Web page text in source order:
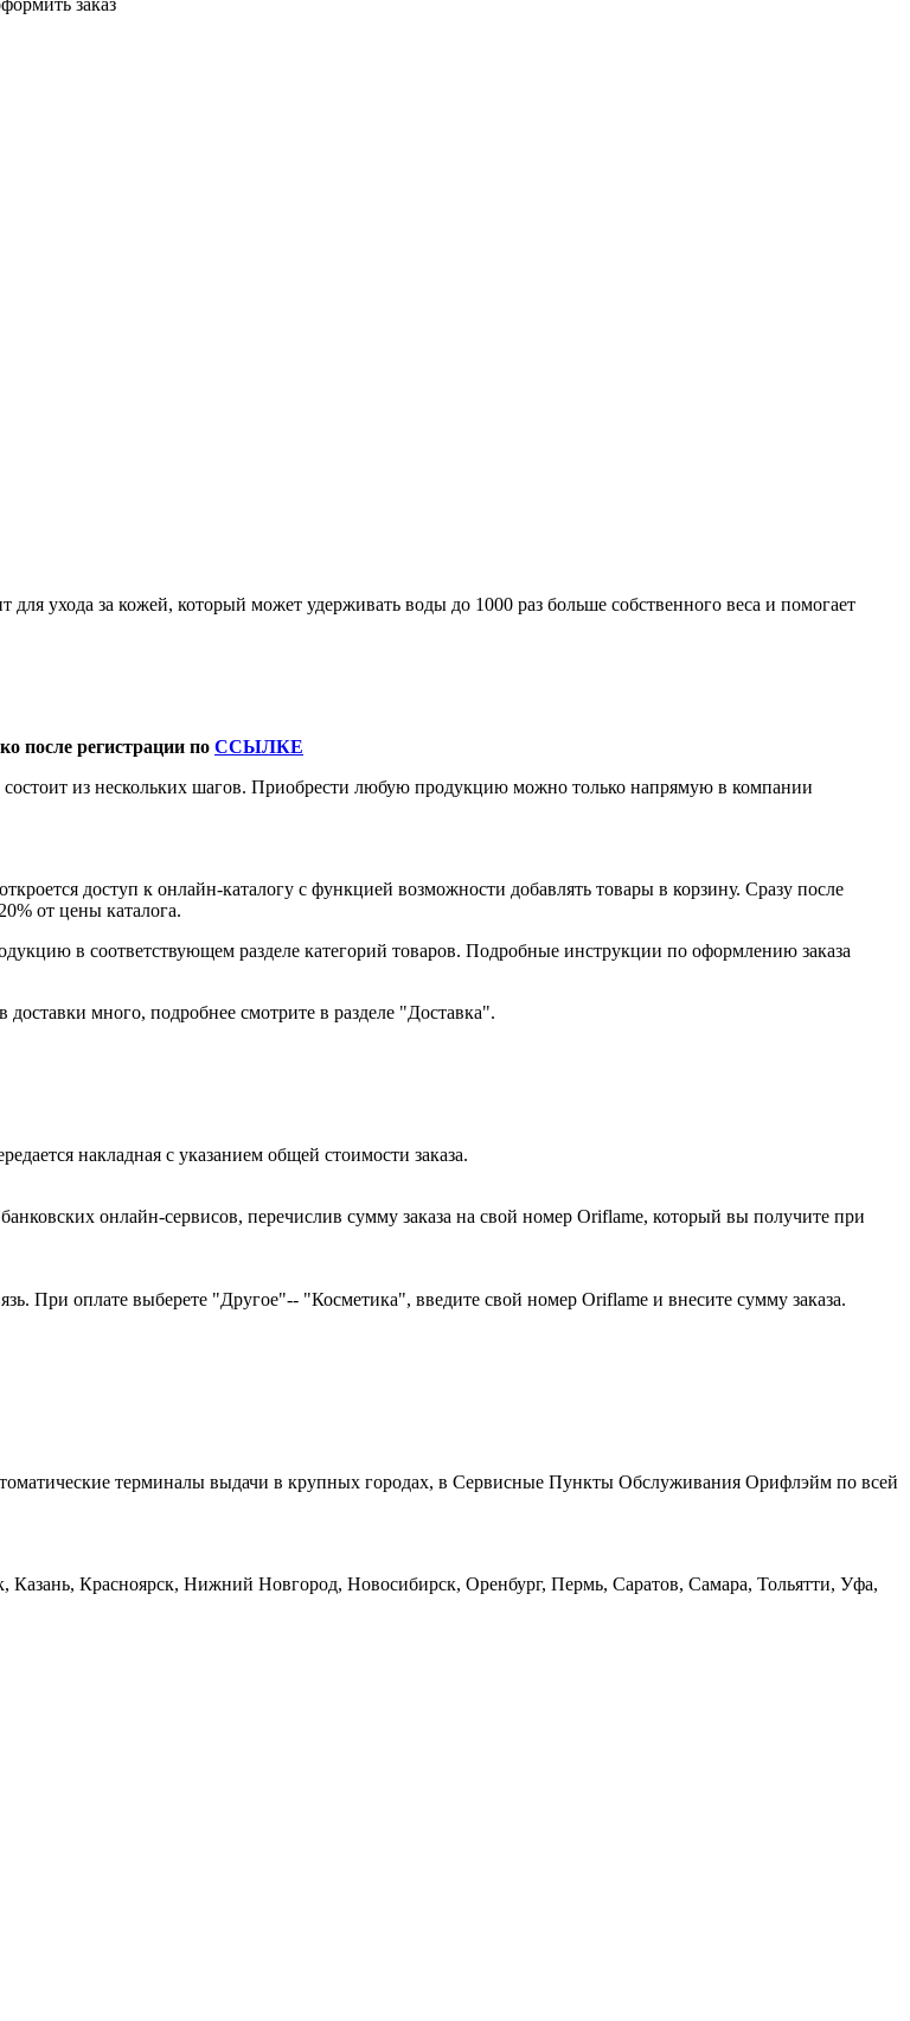
заказ
ухода за кожей, который может удерживать воды до 1000 раз больше собственного веса и помогает
после регистрации по ССЫЛКЕ
из нескольких шагов. Приобрести любую продукцию можно только напрямую в компании
доступ к онлайн-каталогу с функцией возможности добавлять товары в корзину. Сразу после
от цены каталога.
в соответствующем разделе категорий товаров. Подробные инструкции по оформлению заказа
много, подробнее смотрите в разделе "Доставка".
накладная с указанием общей стоимости заказа.
онлайн-сервисов, перечислив сумму заказа на свой номер Oriflame, который вы получите при
При оплате выберете "Другое"-- "Косметика", введите свой номер Oriflame и внесите сумму заказа.
терминалы выдачи в крупных городах, в Сервисные Пункты Обслуживания Орифлэйм по всей
Красноярск, Нижний Новгород, Новосибирск, Оренбург, Пермь, Саратов, Самара, Тольятти, Уфа,